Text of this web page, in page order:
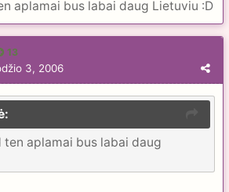
aplamai bus labai daug Lietuviu :D
13
3, 2006
ten aplamai bus labai daug